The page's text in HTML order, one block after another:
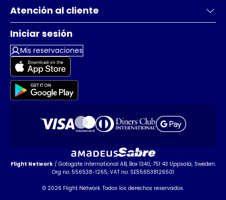
Atención al cliente
Iniciar sesión
Mis reservaciones
Flight Network/ Gotogate International AB, Box 1340, 751 43 Uppsala, Sweden.
Org no. 556538-1265, VAT no. SE556538126501
© 2026 Flight Network. Todos los derechos reservados.